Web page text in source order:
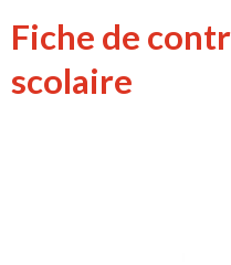
Fiche de
scolaire